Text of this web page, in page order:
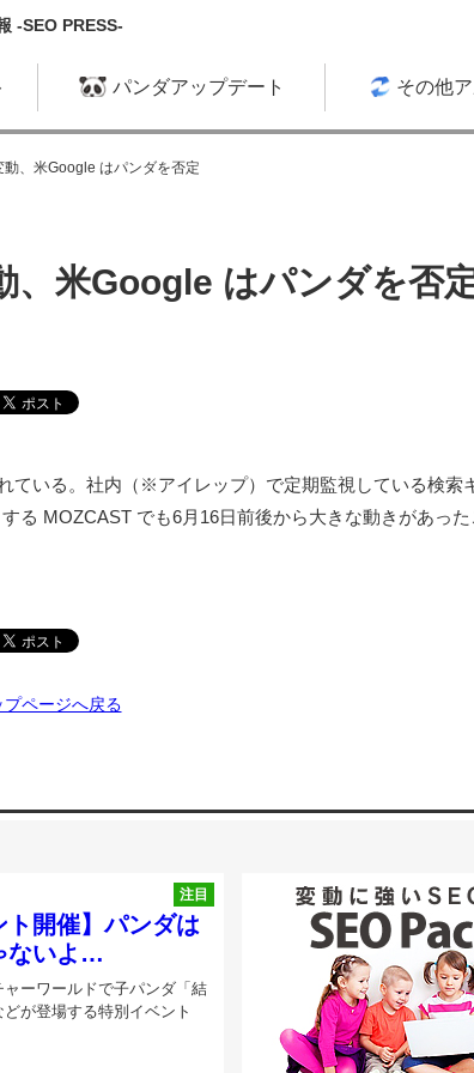
-SEO PRESS-
パンダアップデート その他
、米Google はパンダを否定
、米Google はパンダを否
ている。社内（※アイレップ）で定期監視している検索
る MOZCAST でも6月16日前後から大きな動きがあっ
プページへ戻る
注目
ト開催】パンダは
ないよ…
ーワールドで子パンダ「結
が登場する特別イベント